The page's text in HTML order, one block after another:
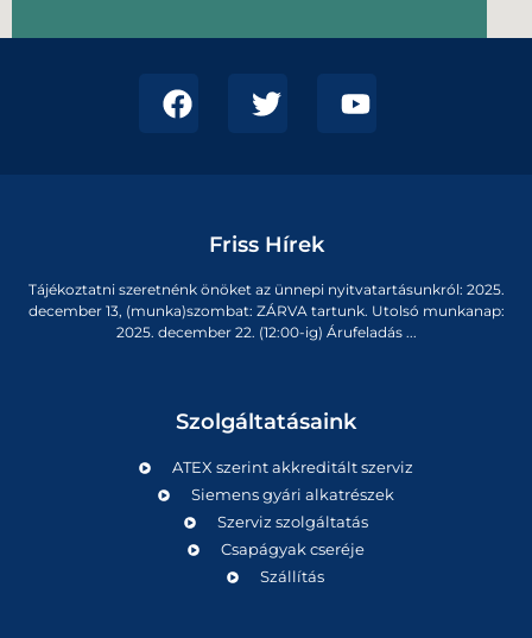
Friss Hírek
Tájékoztatni szeretnénk önöket az ünnepi nyitvatartásunkról: 2025.
december 13, (munka)szombat: ZÁRVA tartunk. Utolsó munkanap:
2025. december 22. (12:00-ig) Árufeladás ...
Szolgáltatásaink
ATEX szerint akkreditált szerviz
Siemens gyári alkatrészek
Szerviz szolgáltatás
Csapágyak cseréje
Szállítás